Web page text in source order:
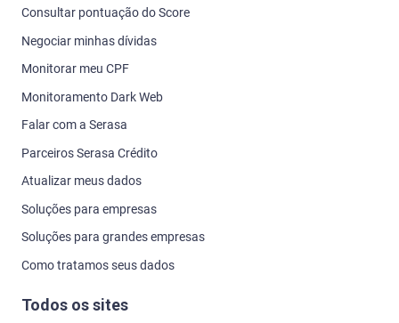
Consultar pontuação do Score
Negociar minhas dívidas
Monitorar meu CPF
Monitoramento Dark Web
Falar com a Serasa
Parceiros Serasa Crédito
Atualizar meus dados
Soluções para empresas
Soluções para grandes empresas
Como tratamos seus dados
Todos os sites